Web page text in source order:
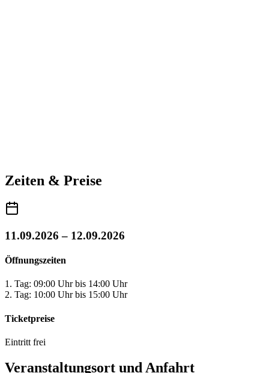
Zeiten & Preise
11.09.2026 – 12.09.2026
Öffnungszeiten
1. Tag: 09:00 Uhr bis 14:00 Uhr
2. Tag: 10:00 Uhr bis 15:00 Uhr
Ticketpreise
Eintritt frei
Veranstaltungsort und Anfahrt